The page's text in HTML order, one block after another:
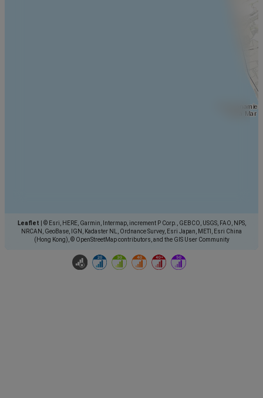
Leaflet
© Esri, HERE, Garmin, Intermap, increment P Corp., GEBCO, USGS, FAO, NPS,
NRCAN, GeoBase, IGN, Kadaster NL, Ordnance Survey, Esri Japan, METI, Esri China
(Hong Kong), © OpenStreetMap contributors, and the GIS User Community